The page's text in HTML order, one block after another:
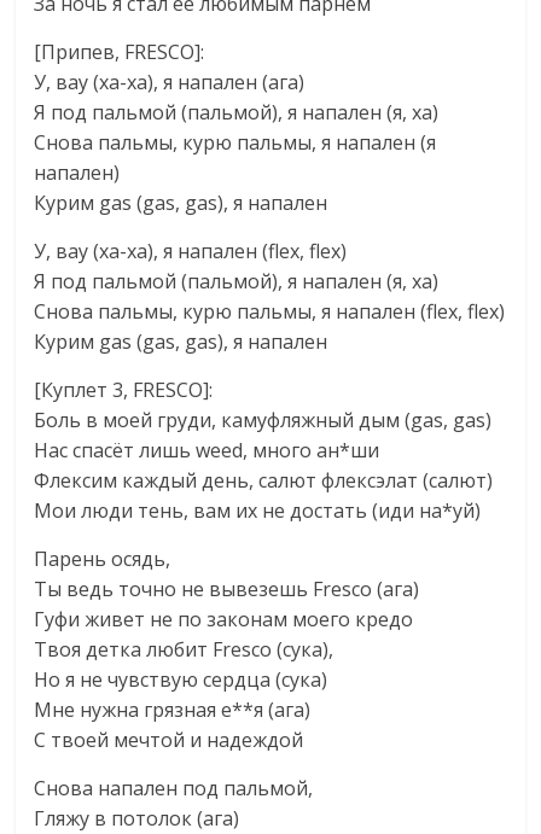
[Припев, FRESCO]:
У, вау (ха-ха), я напален (ага)
Я под пальмой (пальмой), я напален (я, ха)
Снова пальмы, курю пальмы, я напален (я
напален)
Курим gas (gas, gas), я напален
У, вау (ха-ха), я напален (flex, flex)
Я под пальмой (пальмой), я напален (я, ха)
Снова пальмы, курю пальмы, я напален (flex, flex)
Курим gas (gas, gas), я напален
[Куплет 3, FRESCO]:
Боль в моей груди, камуфляжный дым (gas, gas)
Нас спасёт лишь weed, много ан*ши
Флексим каждый день, салют флексэлат (салют)
Мои люди тень, вам их не достать (иди на*уй)
Парень осядь,
Ты ведь точно не вывезешь Fresco (ага)
Гуфи живет не по законам моего кредо
Твоя детка любит Fresco (сука),
Но я не чувствую сердца (сука)
Мне нужна грязная е**я (ага)
С твоей мечтой и надеждой
Снова напален под пальмой,
Гляжу в потолок (ага)